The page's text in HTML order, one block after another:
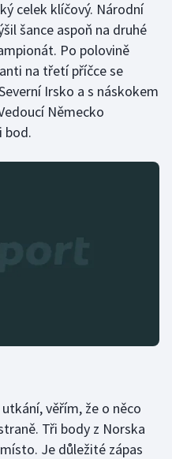
celek klíčový. Národní
šance aspoň na druhé
Po polovině
na třetí příčce se
Irsko a s náskokem
Německo
bod.
věřím, že o něco
Tři body z Norska
Je důležité zápas